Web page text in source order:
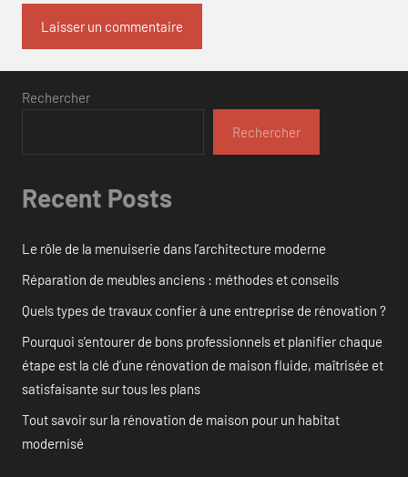
Rechercher
Rechercher
Recent Posts
Le rôle de la menuiserie dans l’architecture moderne
Réparation de meubles anciens : méthodes et conseils
Quels types de travaux confier à une entreprise de rénovation ?
Pourquoi s’entourer de bons professionnels et planifier chaque
étape est la clé d’une rénovation de maison fluide, maîtrisée et
satisfaisante sur tous les plans
Tout savoir sur la rénovation de maison pour un habitat
modernisé